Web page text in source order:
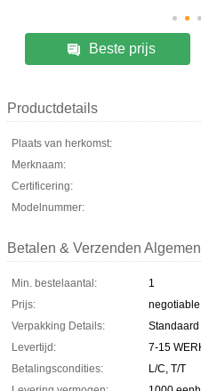
Beste prijs
Productdetails
Plaats van herkomst:
Merknaam:
Certificering:
Modelnummer:
Betalen & Verzenden
Min. bestelaantal:
1
Prijs:
negotiable
Verpakking Details:
Levertijd:
7-15
Betalingscondities:
L/C, T/T